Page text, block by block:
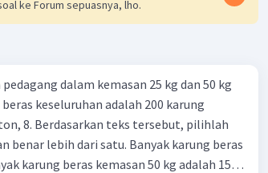
Iklan
ke Forum sepuasnya, lho.
dalam kemasan 25 kg dan 50 kg
keseluruhan adalah 200 karung
8. Berdasarkan teks tersebut, pilihlah
benar lebih dari satu. Banyak karung beras
karung beras kemasan 50 kg adalah 150